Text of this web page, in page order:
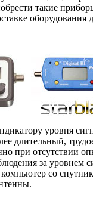
такие
оборудования
уровня
длительный,
при отсутствии
за уровнем
со